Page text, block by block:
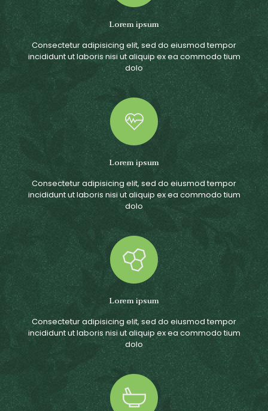
Lorem ipsum
Consectetur adipisicing elit, sed do eiusmod tempor
incididunt ut laboris nisi ut aliquip ex ea commodo tium
dolo
Lorem ipsum
Consectetur adipisicing elit, sed do eiusmod tempor
incididunt ut laboris nisi ut aliquip ex ea commodo tium
dolo
Lorem ipsum
Consectetur adipisicing elit, sed do eiusmod tempor
incididunt ut laboris nisi ut aliquip ex ea commodo tium
dolo